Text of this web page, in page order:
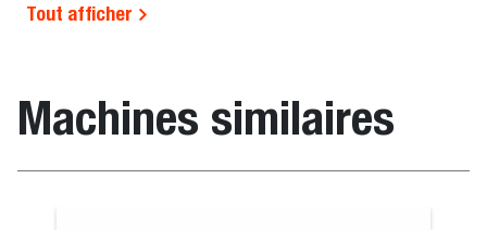
Tout afficher
Machines similaires